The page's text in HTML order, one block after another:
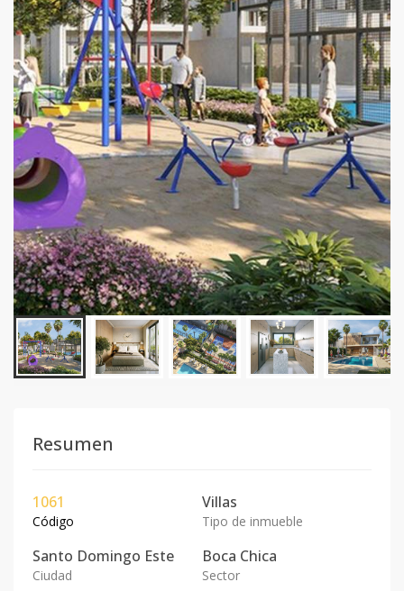
Resumen
1061
Código
Villas
Tipo de inmueble
Santo Domingo Este
Ciudad
Boca Chica
Sector